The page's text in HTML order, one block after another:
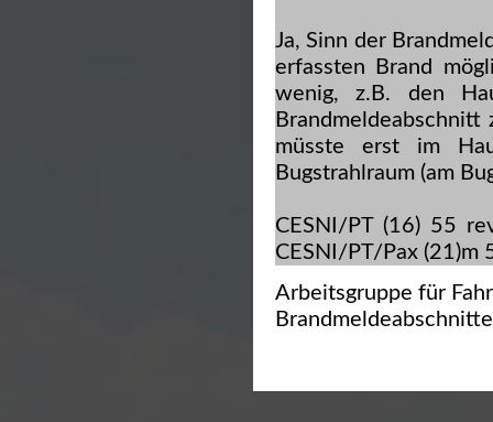
Ja, Sinn der
erfassten Brand
wenig, z.B. den
Brandmeldeabschnitt
müsste erst im
Bugstrahlraum (am
CESNI/PT (16) 55
CESNI/PT/Pax (21)m
Arbeitsgruppe für
Brandmeldeabschnitte